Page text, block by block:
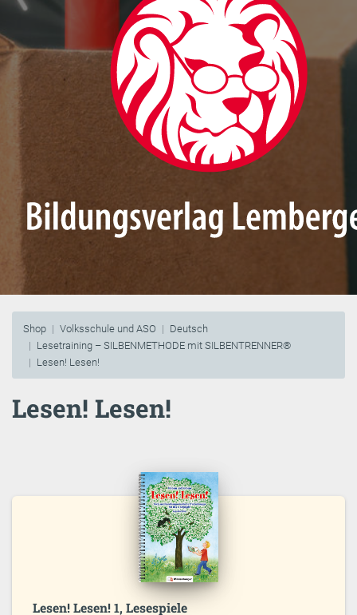
Shop Volksschule und ASO
Deutsch
Lesetraining – SILBENMETHODE mit SILBENTRENNER®
Lesen! Lesen!
Lesen! Lesen!
Lesen! Lesen! 1, Lesespiele